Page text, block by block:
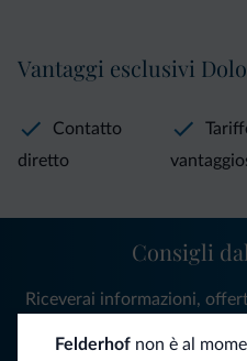
Felderhof non è al
Vantaggi esclusivi
Contatto
diretto
Consigli
Riceverai informazioni,